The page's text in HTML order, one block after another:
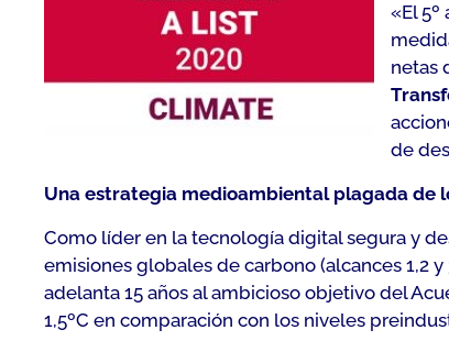
«El
netas
de
Una estrategia medioambiental plagada de
Como líder en la tecnología digital segura y
emisiones globales de carbono (alcances 1,2
adelanta 15 años al ambicioso objetivo del
1,5ºC en comparación con los niveles